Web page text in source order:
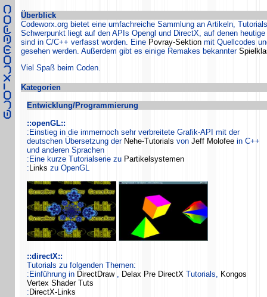
Überblick
Codeworx.org bietet eine umfachreiche Sammlung an Artikeln,
Schwerpunkt liegt auf den APIs Opengl und DirectX, auf denen
sind in C/C++ verfasst worden. Eine Povray-Sektion mit Quellcodes
gesehen werden. Außerdem gibt es einige Remakes bekannter
Viel Spaß beim Coden.
Kategorien
Entwicklung/Programmierung
::openGL::
:Einstieg in die immernoch sehr verbreitete Grafik-API mit der
deutschen Übersetzung der Nehe-Tutorials von Jeff Molofee in C++
und anderen Sprachen
:Eine kurze Tutorialserie zu Partikelsystemen
: Links zu OpenGL
::directX::
Tutorials zu folgenden Themen:
:Einführung in DirectDraw, Delax Pre DirectX Tutorials, Kongos
Vertex Shader Tuts
: DirectX-Links